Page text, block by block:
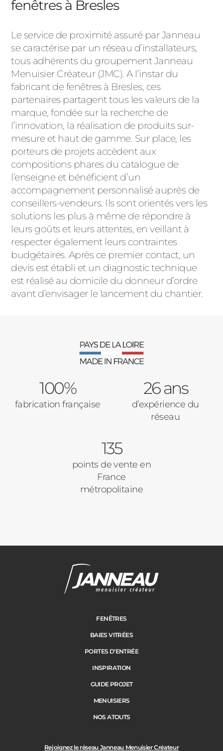
fenêtres à Bresles
Le service de proximité assuré par Janneau
se caractérise par un réseau d’installateurs,
tous adhérents du groupement Janneau
Menuisier Créateur (JMC). A l’instar du
fabricant de fenêtres à Bresles, ces
partenaires partagent tous les valeurs de la
marque, fondée sur la recherche de
l’innovation, la réalisation de produits sur-
mesure et haut de gamme. Sur place, les
porteurs de projets accèdent aux
compositions phares du catalogue de
l’enseigne et bénéficient d’un
accompagnement personnalisé auprès de
conseillers-vendeurs. Ils sont orientés vers les
solutions les plus à même de répondre à
leurs goûts et leurs attentes, en veillant à
respecter également leurs contraintes
budgétaires. Après ce premier contact, un
devis est établi et un diagnostic technique
est réalisé au domicile du donneur d’ordre
avant d’envisager le lancement du chantier.
100%
fabrication française
26 ans
d’expérience du
réseau
135
points de vente en
France
métropolitaine
Rejoignez le réseau Janneau Menuisier Créateur
FENÊTRES
BAIES VITRÉES
PORTES D’ENTRÉE
INSPIRATION
GUIDE PROJET
MENUISIERS
NOS ATOUTS
Janneau Menuisier Créateur